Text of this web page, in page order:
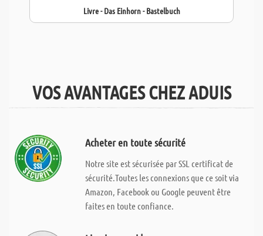
Livre - Das Einhorn - Bastelbuch
VOS AVANTAGES CHEZ ADUIS
Acheter en toute sécurité
Notre site est sécurisée par SSL certificat de
sécurité.Toutes les connexions que ce soit via
Amazon, Facebook ou Google peuvent être
faites en toute confiance.